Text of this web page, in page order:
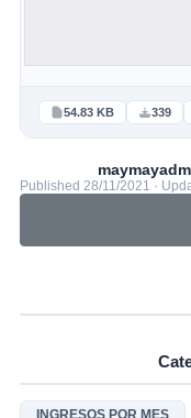
54.83 KB 339
Published 28/11/2021 ·
INGRESOS POR MES